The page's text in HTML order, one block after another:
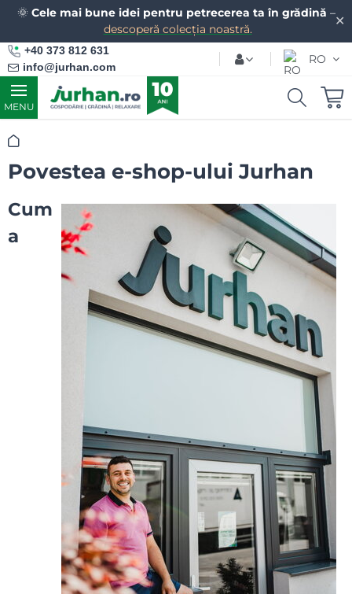
✕
🌞 Cele mai bune idei pentru petrecerea ta în grădină –
descoperă colecția noastră.
+40 373 812 631
info@jurhan.com
RO
MENU
Acasă
Povestea e-shop-ului Jurhan
Cum
a